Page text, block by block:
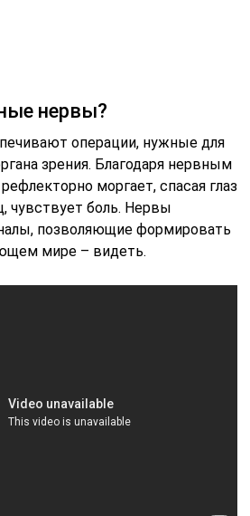
нервы?
операции, нужные для
зрения. Благодаря нервным
моргает, спасая глаз
чувствует боль. Нервы
позволяющие формировать
мире – видеть.